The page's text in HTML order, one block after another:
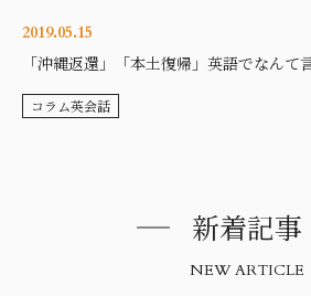
2019.05.15
「沖縄返還」「本土復帰」英語でなんて
コラム英会話
新着記事
NEW ARTICLE